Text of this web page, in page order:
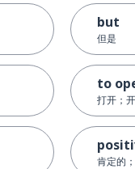
but
但是
to
打开；
肯定的